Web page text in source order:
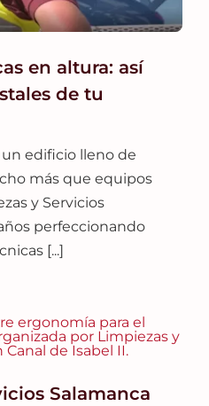
en altura: así
de tu
edificio lleno de
más que equipos
y Servicios
perfeccionando
[...]
Salamanca